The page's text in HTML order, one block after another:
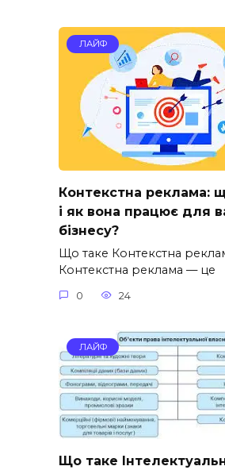
ЛАЙФ
Контекстна реклама:
і як вона працює для
бізнесу?
Що таке Контекстна
Контекстна реклама — це
0 24
ЛАЙФ
Що таке